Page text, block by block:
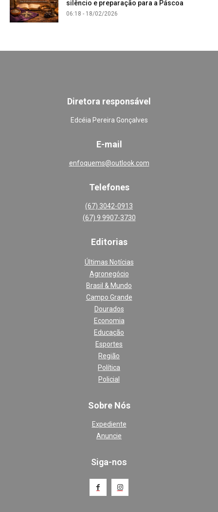
silêncio e preparação para a Páscoa
06:18 - 18/02/2026
Diretora responsável
Edcéia Pereira Gonçalves
E-mail
enfoquems@outlook.com
Telefones
(67) 3042-0913
(67) 9 9907-3730
Editorias
Últimas Notícias
Agronegócio
Brasil & Mundo
Campo Grande
Dourados
Economia
Educação
Esportes
Região
Política
Policial
Sobre Nós
Expediente
Anuncie
Siga-nos